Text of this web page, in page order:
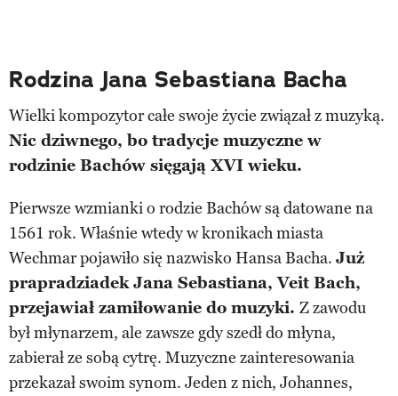
Rodzina Jana Sebastiana Bacha
Wielki kompozytor całe swoje życie związał z muzyką.
Nic dziwnego, bo tradycje muzyczne w
rodzinie Bachów sięgają XVI wieku.
Pierwsze wzmianki o rodzie Bachów są datowane na
1561 rok. Właśnie wtedy w kronikach miasta
Wechmar pojawiło się nazwisko Hansa Bacha. Już
prapradziadek Jana Sebastiana, Veit Bach,
przejawiał zamiłowanie do muzyki. Z zawodu
był młynarzem, ale zawsze gdy szedł do młyna,
zabierał ze sobą cytrę. Muzyczne zainteresowania
przekazał swoim synom. Jeden z nich, Johannes,